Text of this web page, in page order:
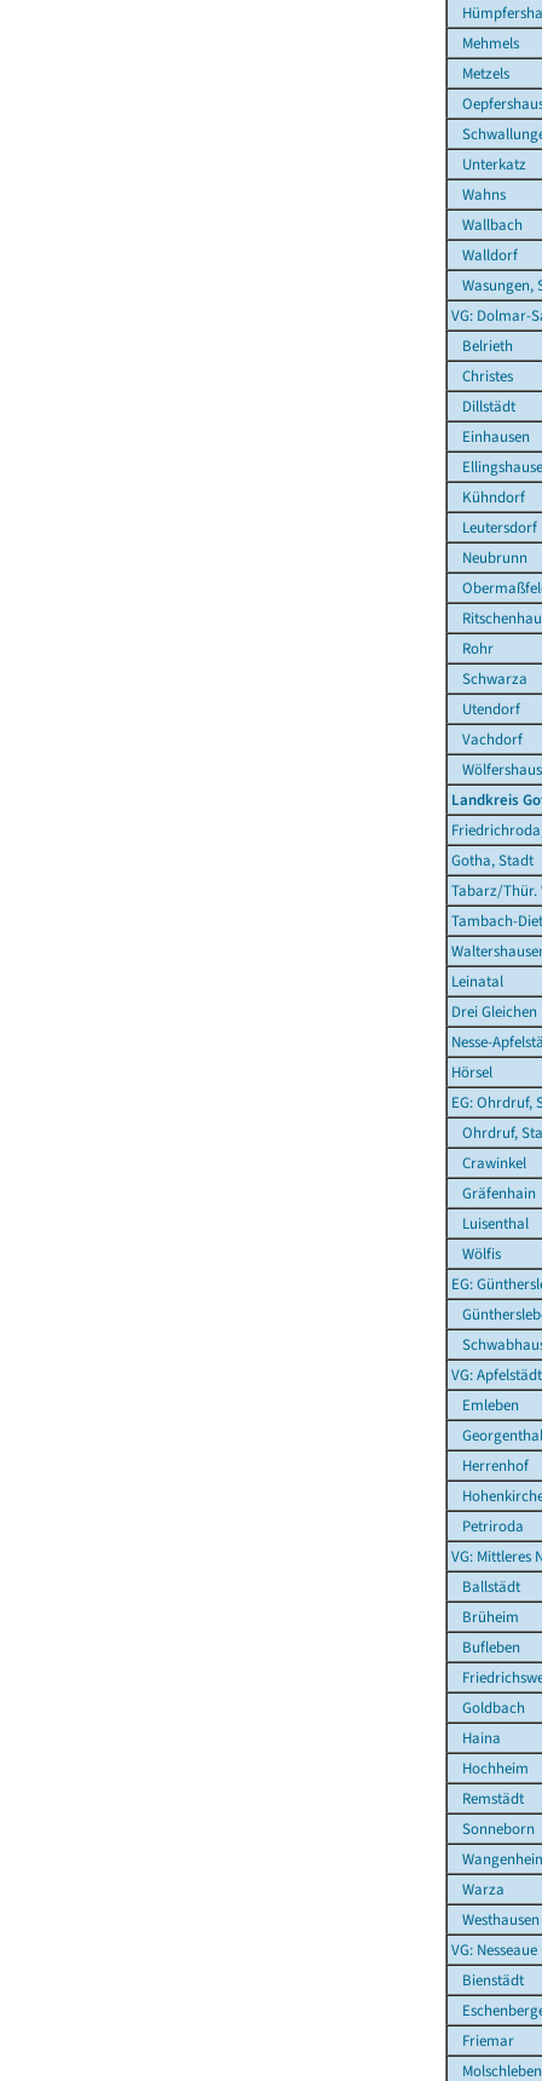
Mehmels
Metzels
Unterkatz
Wahns
Wallbach
Walldorf
Wasungen,
VG: Dolmar-
Belrieth
Christes
Dillstädt
Einhausen
Kühndorf
Leutersdorf
Neubrunn
Rohr
Schwarza
Utendorf
Vachdorf
Landkreis
Gotha, Stadt
Tabarz/Thür.
Tambach-
Leinatal
Drei Gleichen
Nesse-
Hörsel
EG: Ohrdruf,
Ohrdruf,
Crawinkel
Gräfenhain
Luisenthal
Wölfis
EG:
VG:
Emleben
Herrenhof
Petriroda
VG: Mittleres
Ballstädt
Brüheim
Bufleben
Goldbach
Haina
Hochheim
Remstädt
Sonneborn
Warza
Westhausen
VG: Nesseaue
Bienstädt
Friemar
Molschleben